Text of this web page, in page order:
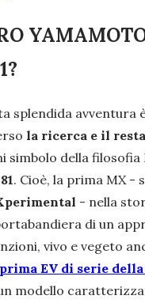
splendida avventura
la ricerca e il
simbolo della filosofia
. Cioè, la prima MX -
- nella
di un
vivo e vegeto
EV di serie della
modello